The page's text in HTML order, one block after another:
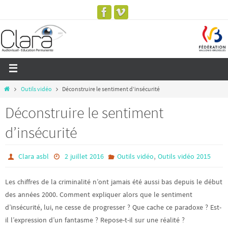
Outils vidéo Déconstruire le sentiment d’insécurité
Déconstruire le sentiment
d’insécurité
Clara asbl 2 juillet 2016 Outils vidéo, Outils vidéo 2015
Les chiffres de la criminalité n’ont jamais été aussi bas depuis le début
des années 2000. Comment expliquer alors que le sentiment
d’insécurité, lui, ne cesse de progresser ? Que cache ce paradoxe ? Est-
il l’expression d’un fantasme ? Repose-t-il sur une réalité ?